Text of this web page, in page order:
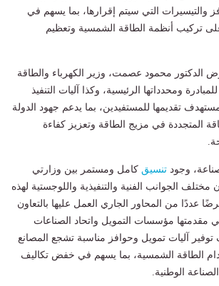
والتيسيرات التي سيتم إقرارها، بما يسهم في
على تركيب أنظمة الطاقة الشمسية وتعظيم
الدكتور محمود عصمت، وزير الكهرباء والطاقة
ومحدداتها الرئيسية، وكذا آليات التنفيذ
تقديمها للمستفيدين، بما يدعم جهود الدولة
المتجددة في مزيج الطاقة وتعزيز كفاءة
وجود تنسيق كامل ومستمر بين وزارتي
مختلف الجوانب الفنية والتنفيذية واللوجستية لهذه
عددًا من المحاور الجاري العمل عليها بالتعاون
مقدمتها مؤسسات التمويل واتحاد الصناعات
توفير آليات تمويل وحوافز مناسبة تشجع المصانع
الطاقة الشمسية، بما يسهم في خفض تكاليف
الوطنية.